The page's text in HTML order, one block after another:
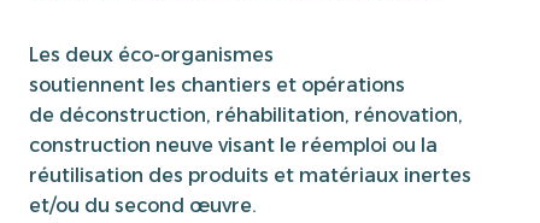
Les deux éco-organismes
soutiennent les chantiers et opérations
de déconstruction, réhabilitation, rénovation,
construction neuve visant le réemploi ou la
réutilisation des produits et matériaux inertes
et/ou du second œuvre.